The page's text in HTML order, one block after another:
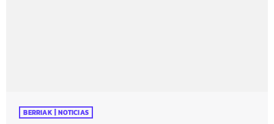
BERRIAK | NOTICIAS